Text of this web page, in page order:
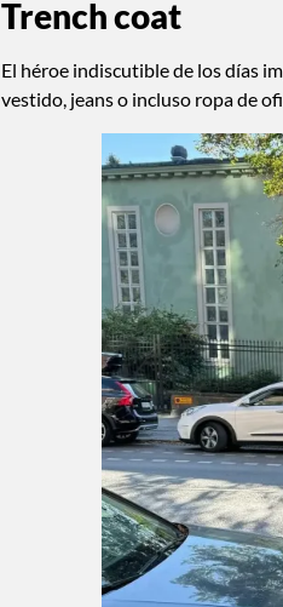
Trench coat
El héroe indiscutible de los días
vestido, jeans o incluso ropa de